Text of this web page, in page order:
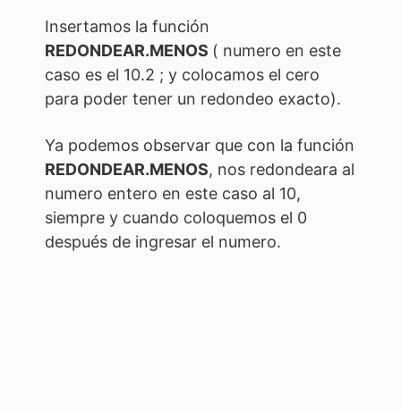
Insertamos la función
REDONDEAR.MENOS ( numero en este
caso es el 10.2 ; y colocamos el cero
para poder tener un redondeo exacto).
Ya podemos observar que con la función
REDONDEAR.MENOS, nos redondeara al
numero entero en este caso al 10,
siempre y cuando coloquemos el 0
después de ingresar el numero.